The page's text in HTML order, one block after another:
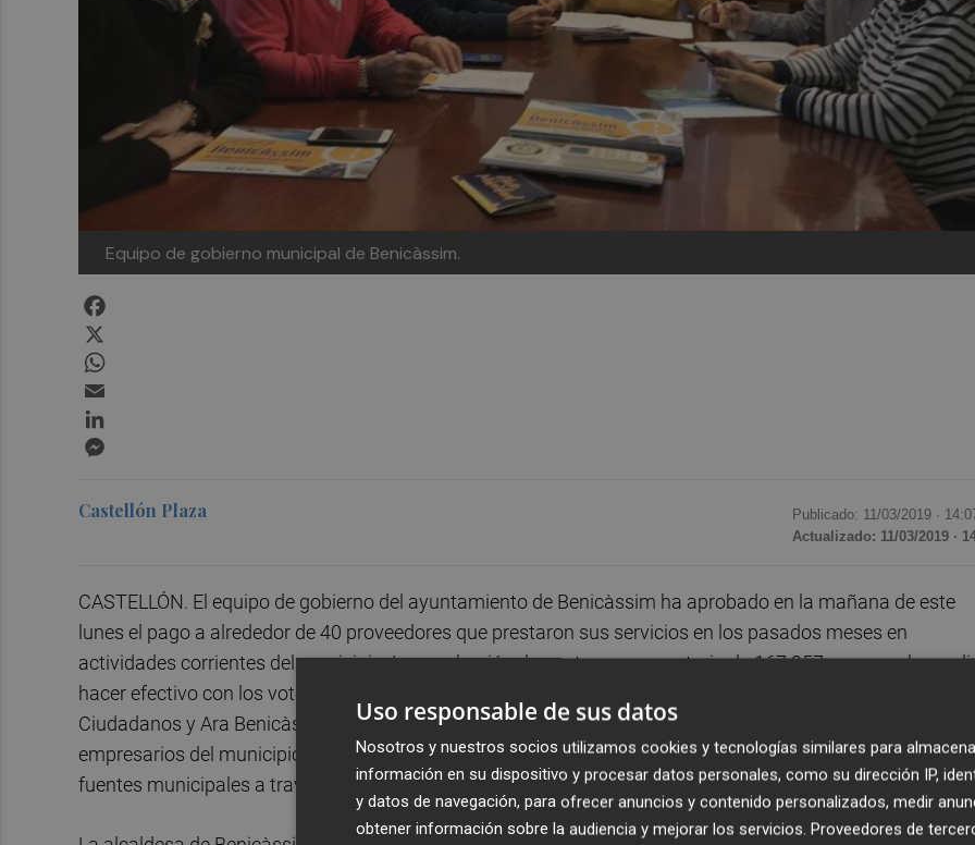
Equipo de gobierno municipal de Benicàssim.
Castellón Plaza Publicado: 11/03/2019 ·
Actualizado: 11/03/2019 ·
CASTELLÓN. El equipo de gobierno del ayuntamiento de Benicàssim ha aprobado en la mañana de este
lunes el pago a alrededor de 40 proveedores que prestaron sus servicios en los pasados meses en
actividades corrientes del municipio. La aprobación de gasto presupuestario de 167.957 euros, se ha
hacer efectivo con los votos del PP y ARB y con la abstención de los partidos de la oposición PSPV,
Ciudadanos y Ara Benicàssim. El único grupo político que ha votado en contra de abonar a los pequeños
empresarios del municipio el servicio prestado a Benicàssim, ha sido Compromís, según han detallado
fuentes municipales a través de un comunicado.
Uso responsable de sus datos
Nosotros y nuestros socios utilizamos cookies y tecnologías similares para
información en su dispositivo y procesar datos personales, como su dirección IP,
y datos de navegación, para ofrecer anuncios y contenido personalizados, medir
obtener información sobre la audiencia y mejorar los servicios. Proveedores de